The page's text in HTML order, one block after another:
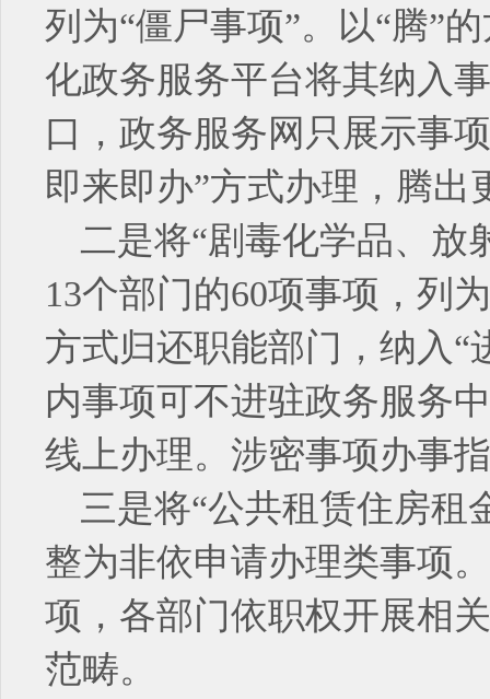
列为“僵尸事项”。以“腾”
化政务服务平台将其纳入
口，政务服务网只展示事
即来即办”方式办理，腾
二是将“剧毒化学品、放
13个部门的60项事项，列
方式归还职能部门，纳入“
内事项可不进驻政务服务
线上办理。涉密事项办事
三是将“公共租赁住房租
整为非依申请办理类事项
项，各部门依职权开展相
范畴。